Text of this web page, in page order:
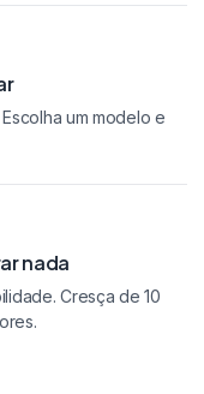
um modelo e
nada
Cresça de 10